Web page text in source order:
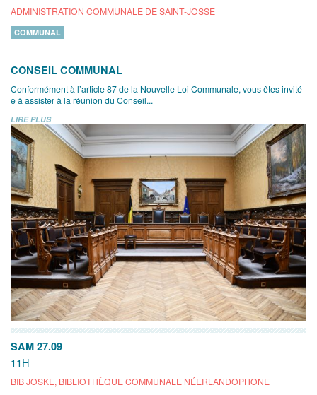
ADMINISTRATION COMMUNALE DE SAINT-JOSSE
COMMUNAL
CONSEIL COMMUNAL
Conformément à l’article 87 de la Nouvelle Loi Communale, vous êtes invité-
e à assister à la réunion du Conseil...
LIRE PLUS
SAM 27.09
11H
BIB JOSKE, BIBLIOTHÈQUE COMMUNALE NÉERLANDOPHONE